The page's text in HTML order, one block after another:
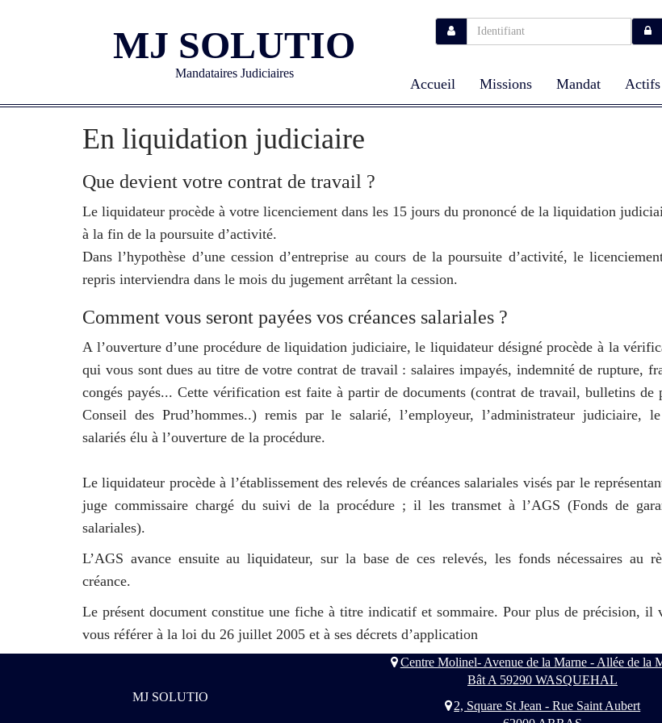
MJ SOLUTIO
Mandataires Judiciaires
Accueil Missions Mandat Actifs
En liquidation judiciaire
Que devient votre contrat de travail ?
Le liquidateur procède à votre licenciement dans les 15 jours du prononcé de la liquidation
à la fin de la poursuite d’activité.
Dans l’hypothèse d’une cession d’entreprise au cours de la poursuite d’activité, le
repris interviendra dans le mois du jugement arrêtant la cession.
Comment vous seront payées vos créances salariales ?
A l’ouverture d’une procédure de liquidation judiciaire, le liquidateur désigné procède à la
qui vous sont dues au titre de votre contrat de travail : salaires impayés, indemnité de rupture,
congés payés... Cette vérification est faite à partir de documents (contrat de travail, bulletins de
Conseil des Prud’hommes..) remis par le salarié, l’employeur, l’administrateur judiciaire,
salariés élu à l’ouverture de la procédure.
Le liquidateur procède à l’établissement des relevés de créances salariales visés par le
juge commissaire chargé du suivi de la procédure ; il les transmet à l’AGS (Fonds de
salariales).
L’AGS avance ensuite au liquidateur, sur la base de ces relevés, les fonds nécessaires au
créance.
Le présent document constitue une fiche à titre indicatif et sommaire. Pour plus de précision, il
vous référer à la loi du 26 juillet 2005 et à ses décrets d’application
MJ SOLUTIO
Centre Molinel- Avenue de la Marne - Allée de la
Bât A 59290 WASQUEHAL
2, Square St Jean - Rue Saint Aubert